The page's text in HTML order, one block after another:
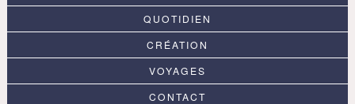
QUOTIDIEN
CRÉATION
VOYAGES
CONTACT